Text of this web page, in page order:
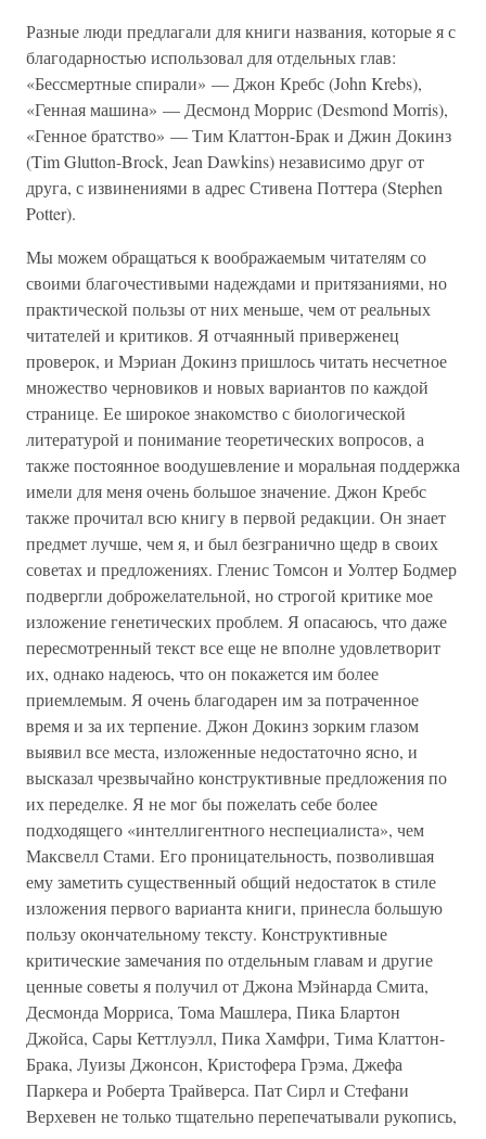
Разные люди предлагали для книги названия, которые я с
благодарностью использовал для отдельных глав:
«Бессмертные спирали» — Джон Кребс (John Krebs),
«Генная машина» — Десмонд Моррис (Desmond Morris),
«Генное братство» — Тим Клаттон-Брак и Джин Докинз
(Tim Glutton-Brock, Jean Dawkins) независимо друг от
друга, с извинениями в адрес Стивена Поттера (Stephen
Potter).
Мы можем обращаться к воображаемым читателям со
своими благочестивыми надеждами и притязаниями, но
практической пользы от них меньше, чем от реальных
читателей и критиков. Я отчаянный приверженец
проверок, и Мэриан Докинз пришлось читать несчетное
множество черновиков и новых вариантов по каждой
странице. Ее широкое знакомство с биологической
литературой и понимание теоретических вопросов, а
также постоянное воодушевление и моральная поддержка
имели для меня очень большое значение. Джон Кребс
также прочитал всю книгу в первой редакции. Он знает
предмет лучше, чем я, и был безгранично щедр в своих
советах и предложениях. Гленис Томсон и Уолтер Бодмер
подвергли доброжелательной, но строгой критике мое
изложение генетических проблем. Я опасаюсь, что даже
пересмотренный текст все еще не вполне удовлетворит
их, однако надеюсь, что он покажется им более
приемлемым. Я очень благодарен им за потраченное
время и за их терпение. Джон Докинз зорким глазом
выявил все места, изложенные недостаточно ясно, и
высказал чрезвычайно конструктивные предложения по
их переделке. Я не мог бы пожелать себе более
подходящего «интеллигентного неспециалиста», чем
Максвелл Стами. Его проницательность, позволившая
ему заметить существенный общий недостаток в стиле
изложения первого варианта книги, принесла большую
пользу окончательному тексту. Конструктивные
критические замечания по отдельным главам и другие
ценные советы я получил от Джона Мэйнарда Смита,
Десмонда Морриса, Тома Машлера, Пика Блартон
Джойса, Сары Кеттлуэлл, Пика Хамфри, Тима Клаттон-
Брака, Луизы Джонсон, Кристофера Грэма, Джефа
Паркера и Роберта Трайверса. Пат Сирл и Стефани
Верхевен не только тщательно перепечатывали рукопись,